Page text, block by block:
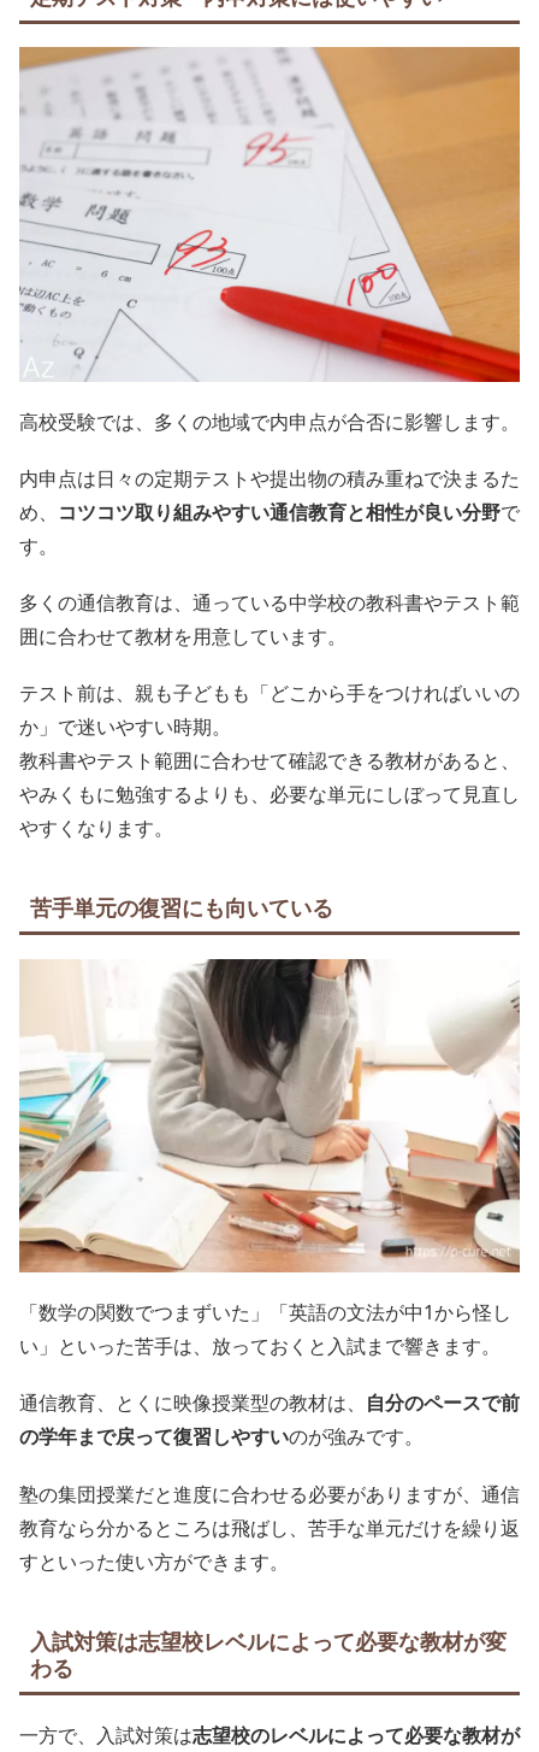
高校受験では、多くの地域で内申点が合否に影響します。
内申点は日々の定期テストや提出物の積み重ねで決まるた
め、 コツコツ取り組みやすい通信教育と相性が良い分野で
す。
多くの通信教育は、通っている中学校の教科書やテスト範
囲に合わせて教材を用意しています。
テスト前は、親も子どもも「どこから手をつければいいの
か」で迷いやすい時期。
教科書やテスト範囲に合わせて確認できる教材があると、
やみくもに勉強するよりも、必要な単元にしぼって見直し
やすくなります。
苦手単元の復習にも向いている
「数学の関数でつまずいた」「英語の文法が中1から怪し
い」といった苦手は、放っておくと入試まで響きます。
通信教育、とくに映像授業型の教材は、 自分のペースで前
の学年まで戻って復習しやすいのが強みです。
塾の集団授業だと進度に合わせる必要がありますが、通信
教育なら分かるところは飛ばし、苦手な単元だけを繰り返
すといった使い方ができます。
入試対策は志望校レベルによって必要な教材が変
わる
一方で、入試対策は志望校のレベルによって必要な教材が